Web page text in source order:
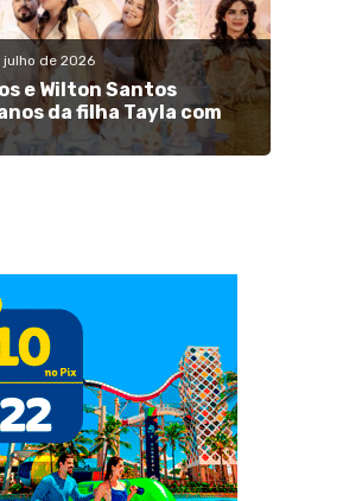
de 2026
e Wilton Santos
da filha Tayla com